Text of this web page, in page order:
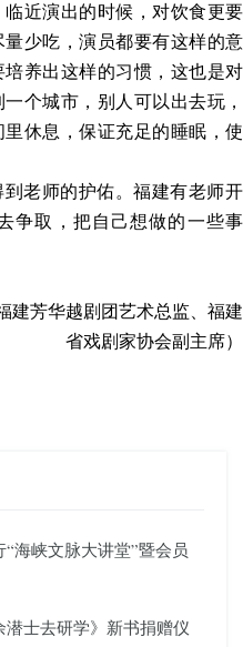
近演出的时候，对饮食更要
少吃，演员都要有这样的意
养出这样的习惯，这也是对
个城市，别人可以出去玩，
休息，保证充足的睡眠，使
老师的护佑。福建有老师开
争取，把自己想做的一些事
建芳华越剧团艺术总监、福建
省戏剧家协会副主席）
海峡文脉大讲堂”暨会员
士去研学》新书捐赠仪